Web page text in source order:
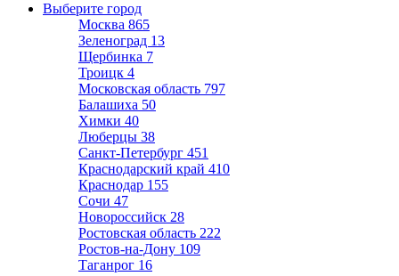
Выберите город
Москва 865
Зеленоград 13
Щербинка 7
Троицк 4
Московская область 797
Балашиха 50
Химки 40
Люберцы 38
Санкт-Петербург 451
Краснодарский край 410
Краснодар 155
Сочи 47
Новороссийск 28
Ростовская область 222
Ростов-на-Дону 109
Таганрог 16